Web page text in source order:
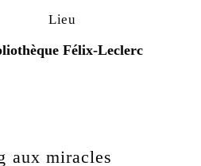
Lieu
Félix-Leclerc
aux miracles